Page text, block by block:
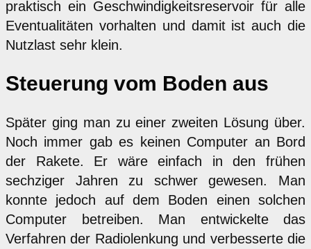
praktisch ein Geschwindigkeitsreservoir für alle
Eventualitäten vorhalten und damit ist auch die
Nutzlast sehr klein.
Steuerung vom Boden aus
Später ging man zu einer zweiten Lösung über.
Noch immer gab es keinen Computer an Bord
der Rakete. Er wäre einfach in den frühen
sechziger Jahren zu schwer gewesen. Man
konnte jedoch auf dem Boden einen solchen
Computer betreiben. Man entwickelte das
Verfahren der Radiolenkung und verbesserte die